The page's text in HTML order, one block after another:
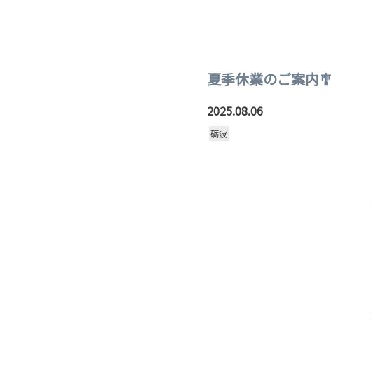
夏季休業のご案内🎐
2025.08.06
砺波